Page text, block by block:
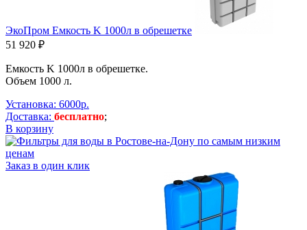
ЭкоПром Емкость K 1000л в обрешетке
51 920 ₽
Емкость K 1000л в обрешетке.
Объем 1000 л.
Установка: 6000р.
Доставка: бесплатно;
В корзину
Заказ в один клик